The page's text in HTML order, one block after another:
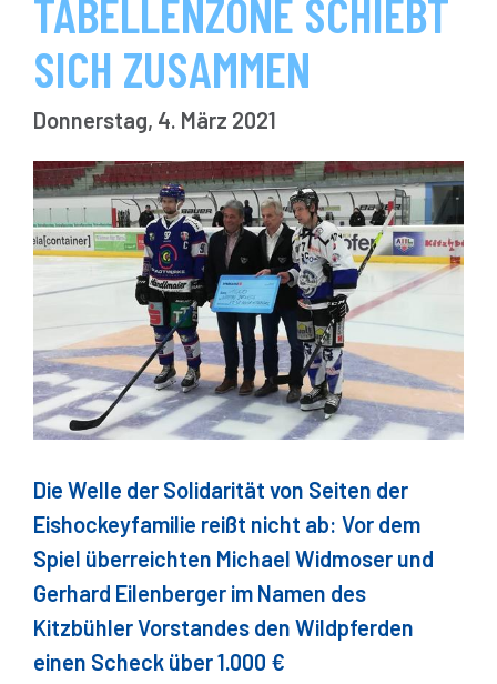
TABELLENZONE SCHIEBT
SICH ZUSAMMEN
Donnerstag, 4. März 2021
Die Welle der Solidarität von Seiten der
Eishockeyfamilie reißt nicht ab: Vor dem
Spiel überreichten Michael Widmoser und
Gerhard Eilenberger im Namen des
Kitzbühler Vorstandes den Wildpferden
einen Scheck über 1.000 €